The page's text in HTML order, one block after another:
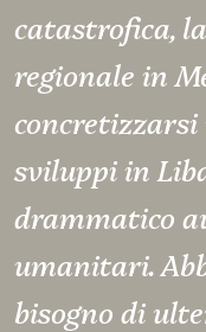
catastrofica,
regionale in
sviluppi in
drammatico
umanitari.
bisogno di